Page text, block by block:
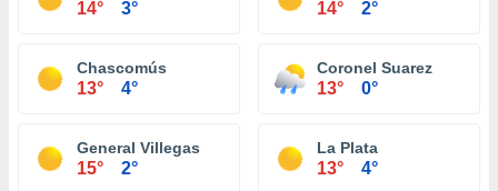
14° 3° 14° 2°
Chascomús
13° 4°
Coronel Suarez
13° 0°
General Villegas
15° 2°
La Plata
13° 4°